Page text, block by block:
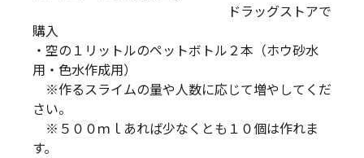
ドラッグストアで
購入
・空の１リットルのペットボトル２本（ホウ砂水
用・色水作成用）
※作るスライムの量や人数に応じて増やしてくだ
さい。
※５００ｍｌあれば少なくとも１０個は作れま
す。